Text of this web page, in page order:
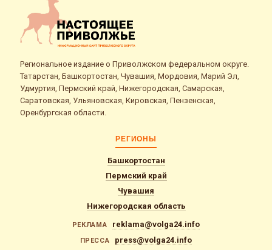
Региональное издание о Приволжском федеральном округе.
Татарстан, Башкортостан, Чувашия, Мордовия, Марий Эл,
Удмуртия, Пермский край, Нижегородская, Самарская,
Саратовская, Ульяновская, Кировская, Пензенская,
Оренбургская области.
РЕГИОНЫ
Башкортостан
Пермский край
Чувашия
Нижегородская область
РЕКЛАМА reklama@volga24.info
ПРЕССА press@volga24.info